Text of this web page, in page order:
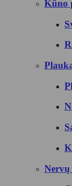
Kūno
Nervų